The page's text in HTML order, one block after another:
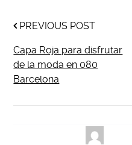
PREVIOUS POST
Capa Roja para disfrutar
de la moda en 080
Barcelona